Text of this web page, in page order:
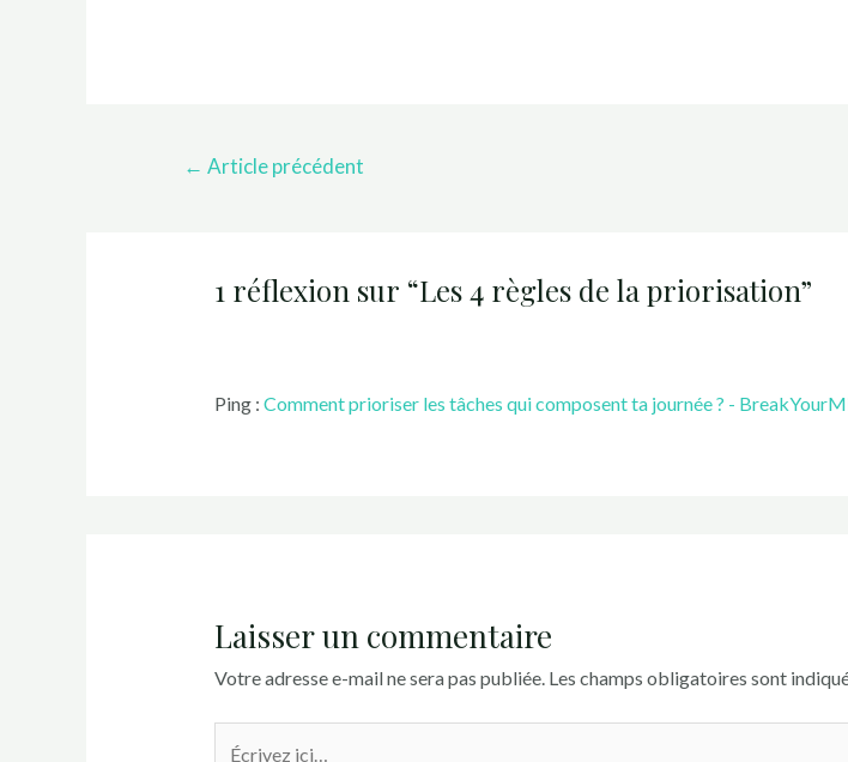
← Article précédent
1 réflexion sur “Les 4 règles de la priorisation”
Ping : Comment prioriser les tâches qui composent ta journée ? -
Laisser un commentaire
Votre adresse e-mail ne sera pas publiée. Les champs obligatoires sont